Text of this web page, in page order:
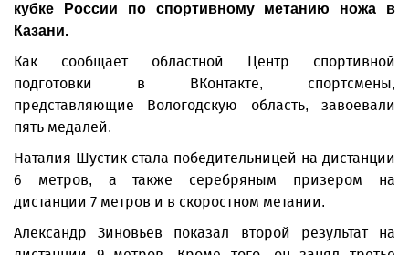
кубке России по спортивному метанию ножа в
Казани.
Как сообщает областной Центр спортивной
подготовки в ВКонтакте, спортсмены,
представляющие Вологодскую область, завоевали
пять медалей.
Наталия Шустик стала победительницей на дистанции
6 метров, а также серебряным призером на
дистанции 7 метров и в скоростном метании.
Александр Зиновьев показал второй результат на